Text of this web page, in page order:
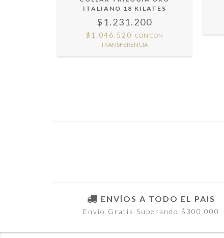
ITALIANO 18 KILATES
$1.231.200
$1.046.520 CON CON
TRANSFERENCIA
ENVÍOS A TODO EL PAIS
Envio Gratis Superando $300.000